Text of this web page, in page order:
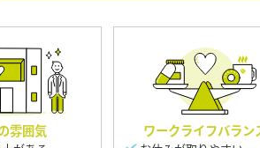
雰囲気 ワークライフバラン